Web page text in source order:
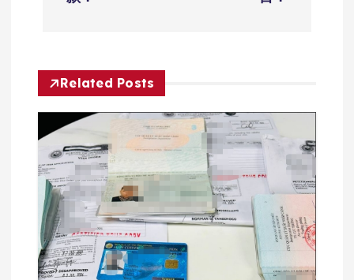
Related Posts